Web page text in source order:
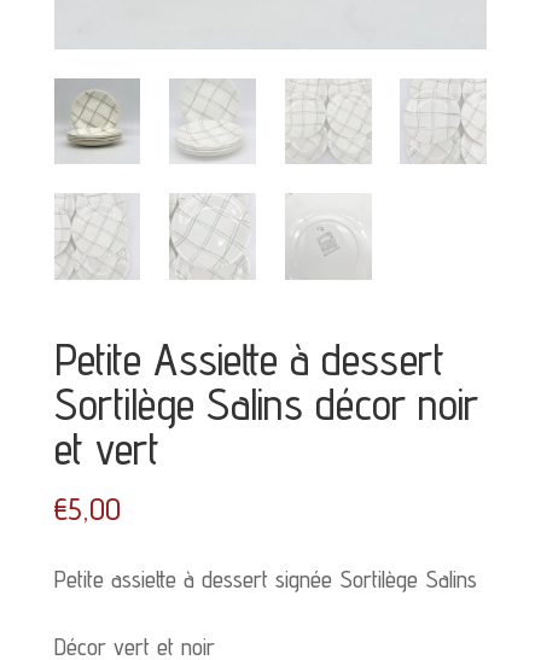
Petite Assiette à dessert
Sortilège Salins décor noir
et vert
€5,00
Petite assiette à dessert signée Sortilège Salins
Décor vert et noir